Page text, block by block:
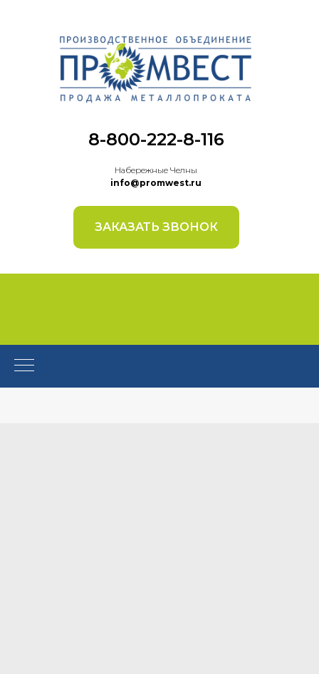
8-800-222-8-116
Набережные Челны
info@promwest.ru
ЗАКАЗАТЬ ЗВОНОК